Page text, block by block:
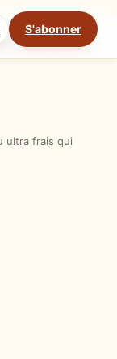
S'abonner
Étapes
Mode cuisine
ultra frais qui